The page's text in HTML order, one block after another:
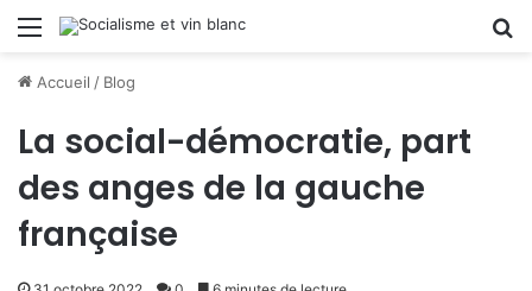
Menu
Accueil / Blog
La social-démocratie, part
des anges de la gauche
française